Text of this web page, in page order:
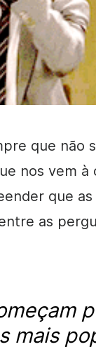
que não
nos vem à
que as
as
mais